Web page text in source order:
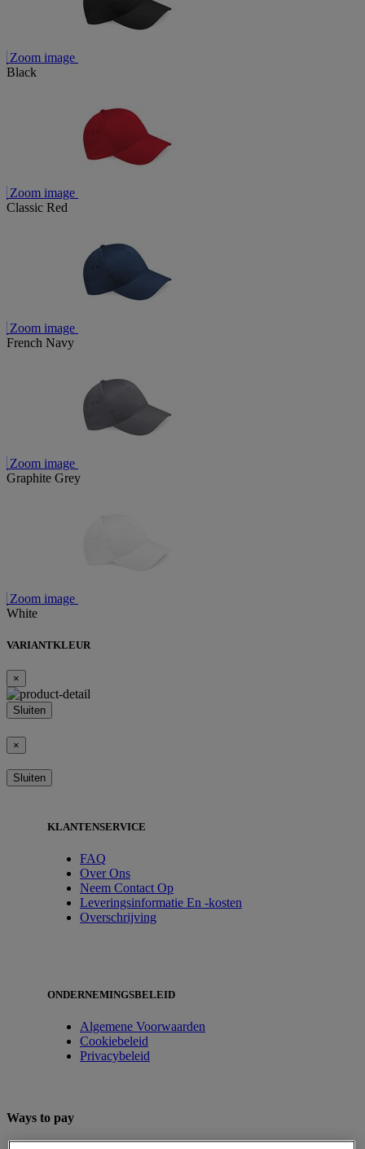
Zoom image
Black
Zoom image
Classic Red
Zoom image
French Navy
Zoom image
Graphite Grey
Zoom image
White
VARIANTKLEUR
×
Sluiten
×
Sluiten
KLANTENSERVICE
FAQ
Over Ons
Neem Contact Op
Leveringsinformatie En -kosten
Overschrijving
ONDERNEMINGSBELEID
Algemene Voorwaarden
Cookiebeleid
Privacybeleid
Ways to pay